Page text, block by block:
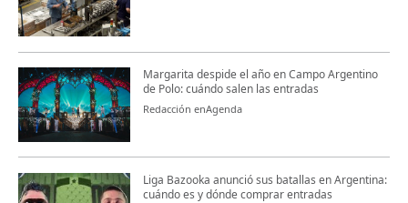
Margarita despide el año en Campo Argentino
de Polo: cuándo salen las entradas
Redacción enAgenda
Liga Bazooka anunció sus batallas en Argentina:
cuándo es y dónde comprar entradas